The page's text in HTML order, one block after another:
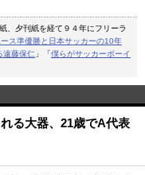
、夕刊紙を経て９４年にフリーラ
ス準優勝と日本サッカーの10年
遠藤保仁 」「僕らがサッカーボーイ
る大器、21歳でA代表